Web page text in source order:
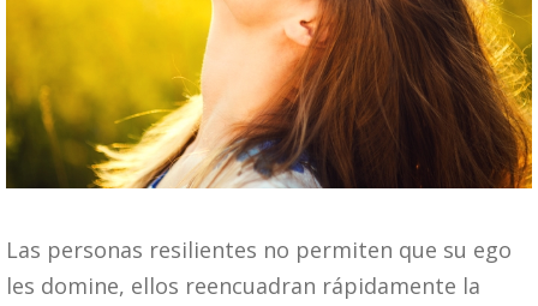
Las personas resilientes no permiten que su ego
les domine, ellos reencuadran rápidamente la